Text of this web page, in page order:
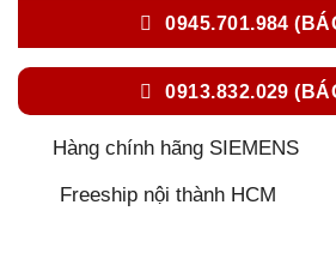
0945.701.984
0913.832.029
Hàng chính hãng SIEMENS
Freeship nội thành HCM